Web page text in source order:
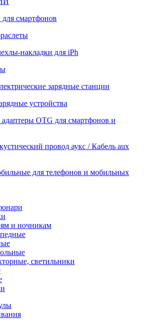
смартфонов
накладки для iPh
зарядные станции
устройства
OTG для смартфонов и
провод аукс / Кабель aux
для телефонов и мобильных
и ночникам
светильники